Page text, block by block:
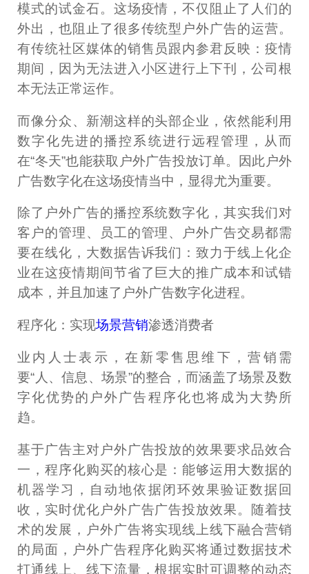
模式的试金石。这场疫情，不仅阻止了人们的
外出，也阻止了很多传统型户外广告的运营。
有传统社区媒体的销售员跟内参君反映：疫情
期间，因为无法进入小区进行上下刊，公司根
本无法正常运作。
而像分众、新潮这样的头部企业，依然能利用
数字化先进的播控系统进行远程管理，从而
在“冬天”也能获取户外广告投放订单。因此户外
广告数字化在这场疫情当中，显得尤为重要。
除了户外广告的播控系统数字化，其实我们对
客户的管理、员工的管理、户外广告交易都需
要在线化，大数据告诉我们：致力于线上化企
业在这疫情期间节省了巨大的推广成本和试错
成本，并且加速了户外广告数字化进程。
程序化：实现场景营销渗透消费者
业内人士表示，在新零售思维下，营销需
要“人、信息、场景”的整合，而涵盖了场景及数
字化优势的户外广告程序化也将成为大势所
趋。
基于广告主对户外广告投放的效果要求品效合
一，程序化购买的核心是：能够运用大数据的
机器学习，自动地依据闭环效果验证数据回
收，实时优化户外广告广告投放效果。随着技
术的发展，户外广告将实现线上线下融合营销
的局面，户外广告程序化购买将通过数据技术
打通线上、线下流量，根据实时可调整的动态